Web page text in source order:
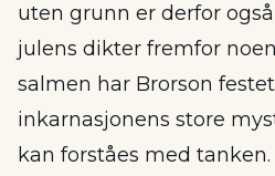
uten grunn er derfor
julens dikter fremfor
salmen har Brorson
inkarnasjonens store
kan forståes med